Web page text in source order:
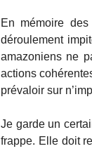
En mémoire
déroulement
amazoniens ne
actions
prévaloir sur
Je garde un
frappe. Elle doit